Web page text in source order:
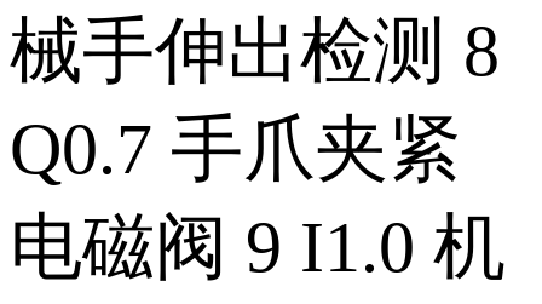
械手伸出检测 8
Q0.7 手爪夹紧
电磁阀 9 I1.0 机